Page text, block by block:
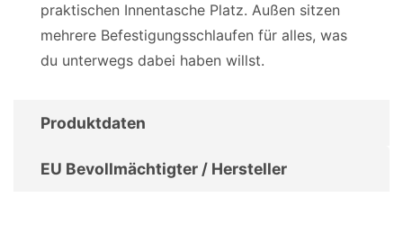
praktischen Innentasche Platz. Außen sitzen
mehrere Befestigungsschlaufen für alles, was
du unterwegs dabei haben willst.
Produktdaten
EU Bevollmächtigter / Hersteller